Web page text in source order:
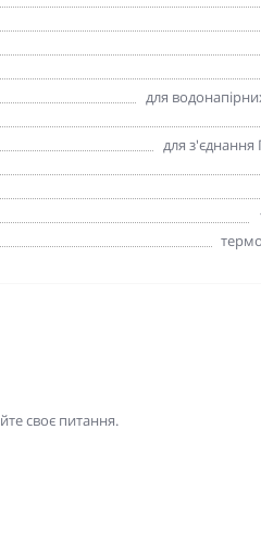
для
для з'єднання
своє питання.